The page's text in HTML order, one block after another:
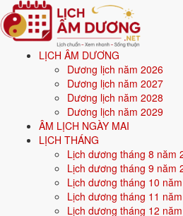
LỊCH ÂM DƯƠNG
Dương lịch năm 2026
Dương lịch năm 2027
Dương lịch năm 2028
Dương lịch năm 2029
ÂM LỊCH NGÀY MAI
LỊCH THÁNG
Lịch dương tháng 8 năm
Lịch dương tháng 9 năm
Lịch dương tháng 10
Lịch dương tháng 11
Lịch dương tháng 12
Trang chủ
Xem ngày tốt xấu
Tháng 10/2029
Xem ngày tốt
năm 2029
ngày tốt - ngày xấu tháng
trọng: cưới hỏi, khai trương, động thổ,